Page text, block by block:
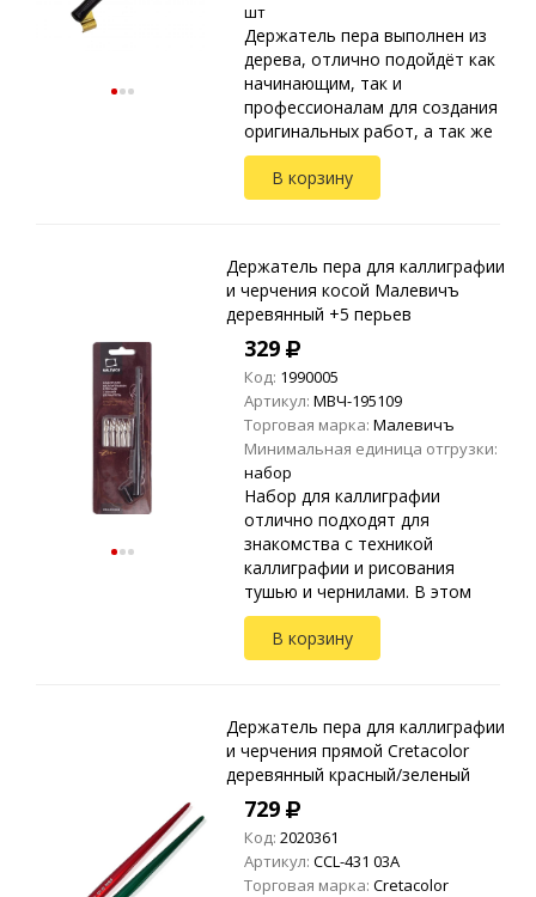
шт
Держатель пера выполнен из
дерева, отлично подойдёт как
начинающим, так и
профессионалам для создания
оригинальных работ, а так же
оттачивания различных
техник и навыков
каллиграфии. Подходит для
В корзину
Держатель пера для каллиграфии
и черчения косой Малевичъ
деревянный +5 перьев
329
Код: 1990005
Артикул: МВЧ-195109
Торговая марка: Малевичъ
Минимальная единица отгрузки:
набор
Набор для каллиграфии
отлично подходят для
знакомства с техникой
каллиграфии и рисования
тушью и чернилами. В этом
наборе собраны
универсальные виды перьев и
деревянный держатель.
В корзину
Держатель пера для каллиграфии
и черчения прямой Cretacolor
деревянный красный/зеленый
729
Код: 2020361
Артикул: CCL-431 03A
Торговая марка: Cretacolor